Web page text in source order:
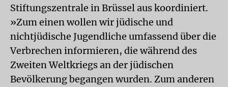
Stiftungszentrale in Brüssel aus koordiniert.
»Zum einen wollen wir jüdische und
nichtjüdische Jugendliche umfassend über die
Verbrechen informieren, die während des
Zweiten Weltkriegs an der jüdischen
Bevölkerung begangen wurden. Zum anderen